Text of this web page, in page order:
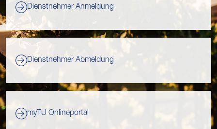
Dienstnehmer Anmeldung
Dienstnehmer Abmeldung
myTU Onlineportal